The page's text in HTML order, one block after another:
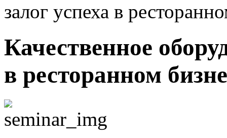
залог успеха в
Качественное
в ресторанном